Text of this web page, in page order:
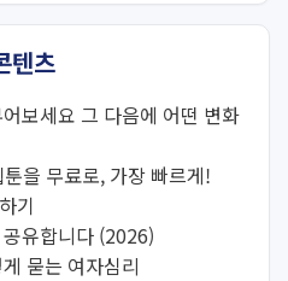
텐츠
보세요 그 다음에 어떤 변화
을 무료로, 가장 빠르게!
기
유합니다 (2026)
묻는 여자심리